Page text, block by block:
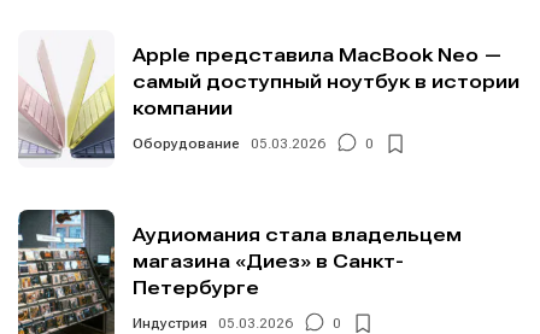
Apple представила MacBook Neo —
самый доступный ноутбук в истории
компании
Оборудование 05.03.2026 0
Аудиомания стала владельцем
магазина «Диез» в Санкт-
Петербурге
Индустрия 05.03.2026 0